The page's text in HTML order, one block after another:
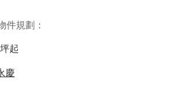
件規劃
起
慶